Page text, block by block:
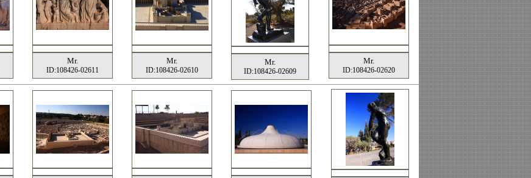
Mr.
ID:108426-02611
Mr.
ID:108426-02610
Mr.
ID:108426-02609
Mr.
ID:108426-02620